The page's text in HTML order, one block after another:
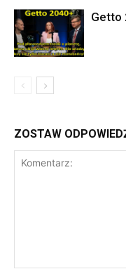
Getto
ZOSTAW